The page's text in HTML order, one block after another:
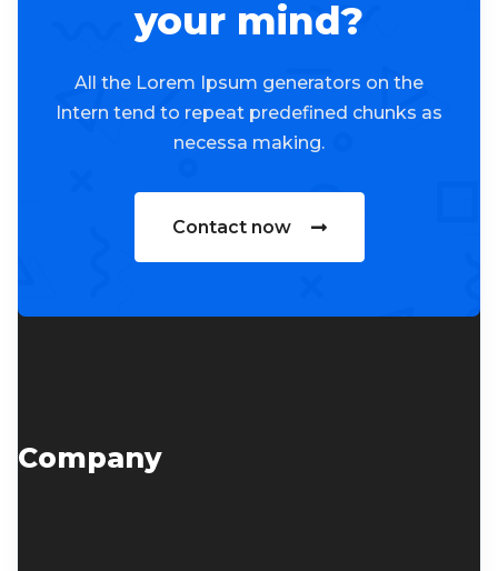
your mind?
All the Lorem Ipsum generators on the
Intern tend to repeat predefined chunks as
necessa making.
Contact now
Company